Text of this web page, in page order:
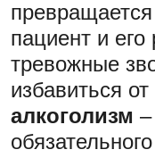
пациент и
тревожные
избавиться
алкоголизм